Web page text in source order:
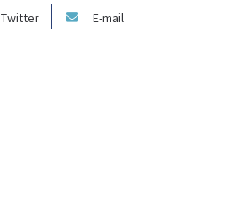
Twitter E-mail